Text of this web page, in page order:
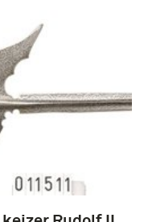
Willem (1838-
2e Sectie